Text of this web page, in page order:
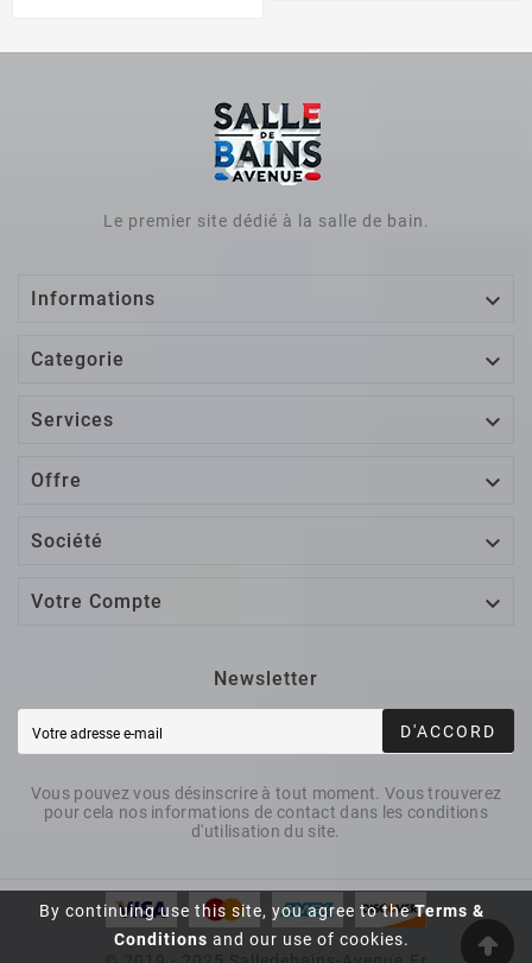
By continuing use this site, you agree to theTerms &
Conditions and our use of cookies.
Le premier site dédié à la salle de bain.
Informations 
Categorie 
Services 
Offre 
Société 
Votre Compte 
Newsletter
D'ACCORD
Vous pouvez vous désinscrire à tout moment. Vous trouverez
pour cela nos informations de contact dans les conditions
d'utilisation du site.